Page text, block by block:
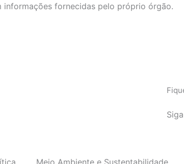
informações fornecidas pelo próprio órgão.
Meio Ambiente e Sustentabilidade